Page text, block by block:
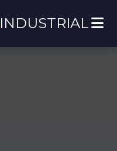
INDUSTRIAL